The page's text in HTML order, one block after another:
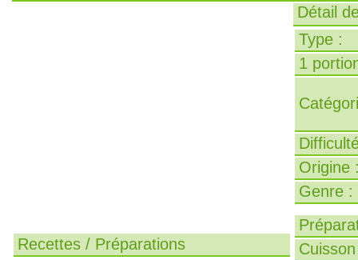
Recettes / Préparations
Détail
Type :
1
Origine
Genre :